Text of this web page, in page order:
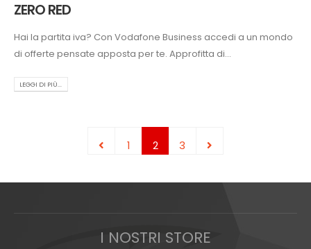
ZERO RED
Hai la partita iva? Con Vodafone Business accedi a un mondo
di offerte pensate apposta per te. Approfitta di...
LEGGI DI PIÙ...
1 2 3
I NOSTRI STORE